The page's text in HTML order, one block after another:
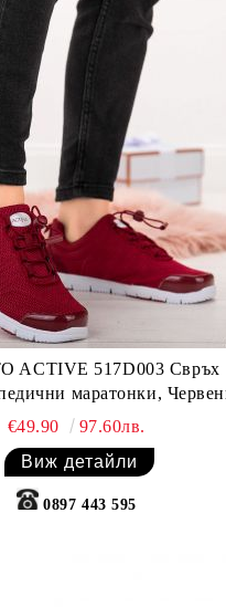
ACTIVE 517D003 Свръх
маратонки,
€49.90
97.60лв.
Виж детайли
0897 443 595